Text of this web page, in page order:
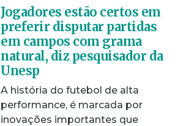
Jogadores estão certos em
preferir disputar partidas
em campos com grama
natural, diz pesquisador da
Unesp
A história do futebol de alta
performance, é marcada por
inovações importantes que